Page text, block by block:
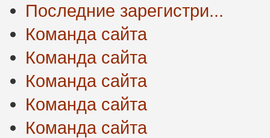
Последние зарегистри...
Команда сайта
Команда сайта
Команда сайта
Команда сайта
Команда сайта